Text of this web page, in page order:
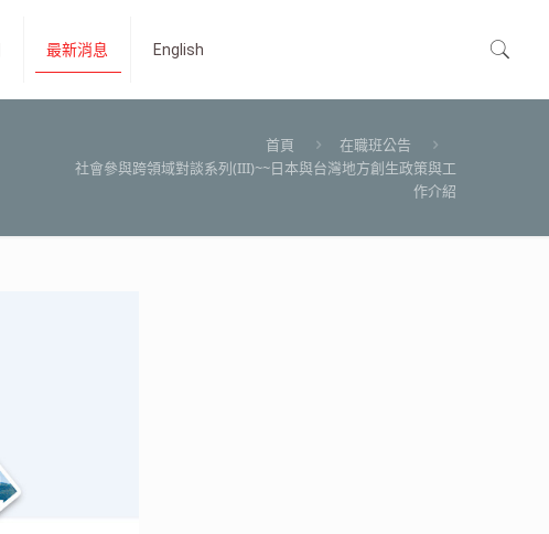
最新消息 English
首頁
在職班公告
社會參與跨領域對談系列(III)~~日本與台灣地方創生政策與工
作介紹